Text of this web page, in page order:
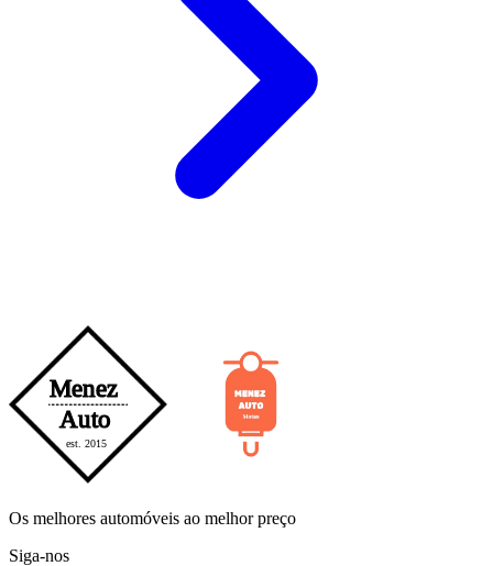
Os melhores automóveis ao melhor preço
Siga-nos